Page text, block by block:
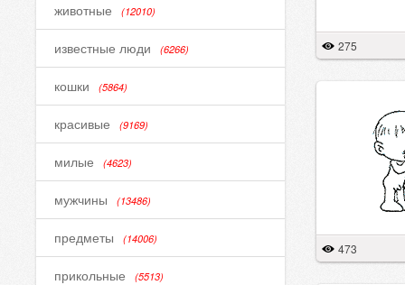
животные (12010)
известные люди (6266)
кошки (5864)
красивые (9169)
милые (4623)
мужчины (13486)
предметы (14006)
прикольные (5513)
275
473